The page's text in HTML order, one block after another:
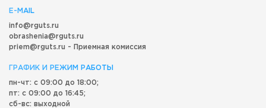
E-MAIL
info@rguts.ru
obrashenia@rguts.ru
priem@rguts.ru - Приемная комиссия
ГРАФИК И РЕЖИМ РАБОТЫ
пн-чт: с 09:00 до 18:00;
пт: с 09:00 до 16:45;
сб-вс: выходной